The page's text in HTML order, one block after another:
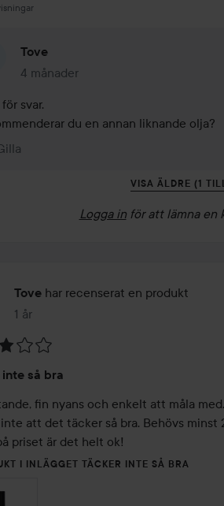
Tove
4 månader
Kommentaren lades 4 månader
svar.
du en annan liknande olja?
VISA ÄLDRE (1
Logga in för att lämna en
Tove har recenserat en produkt
1 år
Inlägget skapades 1 år
inte så bra
fin nyans och enkelt att måla
att det täcker så bra. Behövs minst
priset är det helt ok!
I INLÄGGET TÄCKER INTE SÅ BRA